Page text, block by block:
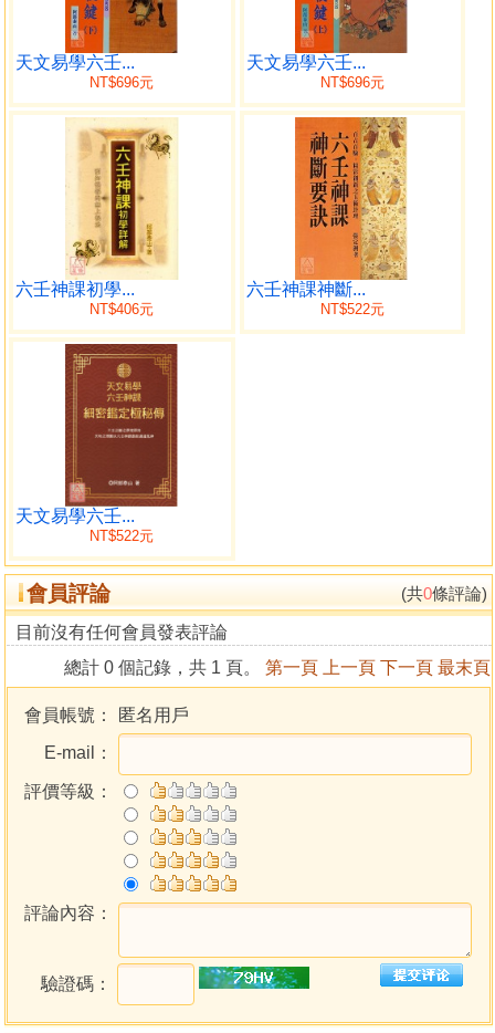
緒言
一．六壬神課七百二十課式表
求課適用法
十二局速算法
天地十二盤表
二．七百二十課式一覽表
自甲子日十二局至癸亥日十二局止
三．七百二十課速查表
自第一局至第十二局止
四．神殺表
六十花甲子表
十干寄宮表
天乙陰陽貴神表
月將圖表
天將十二貴神表
太歲神殺表
月建神殺表
四季神殺表
三合神殺(月支、日支共用)
日干神殺表
日支神殺表
五．六壬神課總論
六．神授、觀占靈法
正斷的心理準備
七．四課三傳組織構法
六壬課式測定器解說
六壬神課的意義
六壬占時法
月將的解說
中氣推演算法
另一法
月將名的解釋
天文易學六壬...
NT$696元
天文易學六壬...
NT$696元
六壬神課初學...
NT$406元
六壬神課神斷...
NT$522元
天文易學六壬...
NT$522元
會員評論 (共0條評論)
目前沒有任何會員發表評論
總計 0 個記錄，共 1 頁。 第一頁 上一頁 下一頁 最末頁
會員帳號：
匿名用戶
E-mail：
評價等級：
評論內容：
驗證碼：